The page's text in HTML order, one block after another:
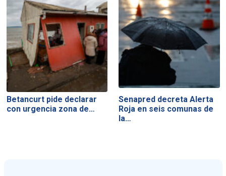
Betancurt pide declarar
con urgencia zona de…
Senapred decreta Alerta
Roja en seis comunas de
la…